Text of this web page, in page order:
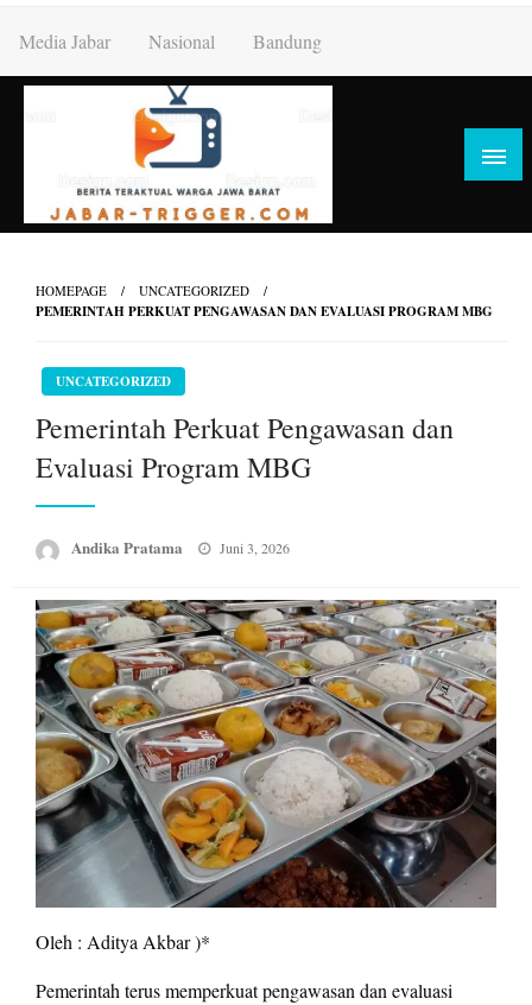
content
Media Jabar Nasional Bandung
HOMEPAGE UNCATEGORIZED
PEMERINTAH PERKUAT PENGAWASAN DAN EVALUASI PROGRAM MBG
UNCATEGORIZED
Pemerintah Perkuat Pengawasan dan
Evaluasi Program MBG
Andika Pratama
Posted
Juni 3, 2026
Oleh : Aditya Akbar )*
Pemerintah terus memperkuat pengawasan dan evaluasi